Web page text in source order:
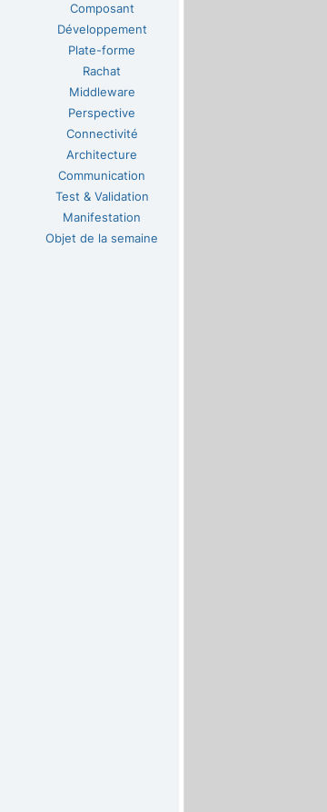
Composant
Développement
Plate-forme
Rachat
Middleware
Perspective
Connectivité
Architecture
Communication
Test & Validation
Manifestation
Objet de la semaine